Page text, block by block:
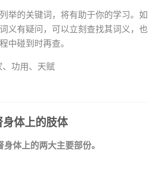
举的关键词，将有助于你的学习。如
义有疑问，可以立刻查找其词义，也
中碰到时再查。
、功用、天赋
体上的肢体
身体上的两大主要部份。